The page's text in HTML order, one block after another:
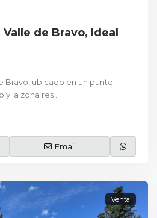
de Bravo, Ideal
Bravo, ubicado en un punto
y la zona res
Email
Venta